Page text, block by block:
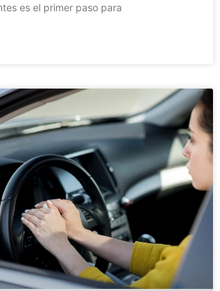
es el primer paso para